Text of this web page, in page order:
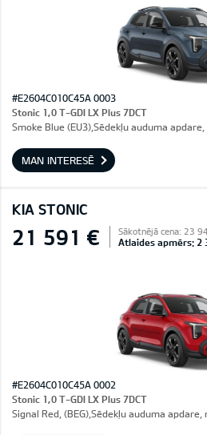
#E2604C010C45A 0003
Stonic 1,0 T-GDI LX Plus 7DCT
Smoke Blue (EU3),Sēdekļu auduma
MAN INTERESĒ
KIA STONIC
21 591 € Sākotnējā cena: 23
Atlaides apmērs: 2
#E2604C010C45A 0002
Stonic 1,0 T-GDI LX Plus 7DCT
Signal Red, (BEG),Sēdekļu auduma apdare,